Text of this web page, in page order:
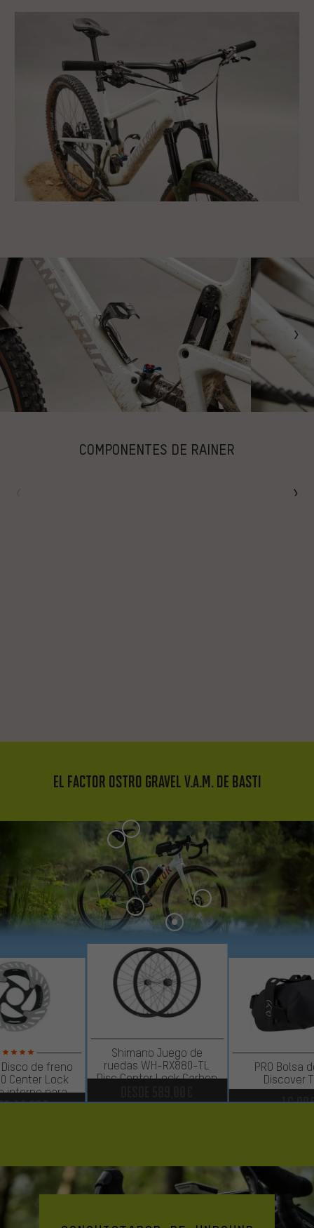
COMPONENTES DE RAINER
El Factor Ostro Gravel V.A.M. de Basti
Shimano Juego de
ruedas WH-RX880-TL
Disc Center Lock Carbon
PRO Bolsa
Discover
de freno
Center Lock
interno para
Ace
44,99€